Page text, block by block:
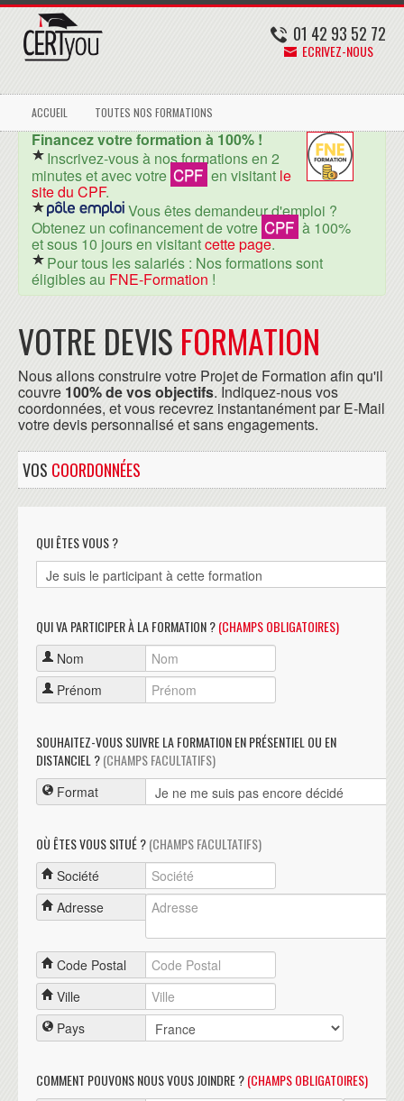
01 42 93 52 72
ECRIVEZ-NOUS
ACCUEIL TOUTES NOS FORMATIONS
Financez votre formation à 100% !
Inscrivez-vous à nos formations en 2
minutes et avec votre CPF en visitant le
site du CPF.
Vous êtes demandeur d'emploi ?
Obtenez un cofinancement de votre CPF à 100%
et sous 10 jours en visitantcette page.
Pour tous les salariés : Nos formations sont
éligibles au FNE-Formation !
VOTRE DEVIS FORMATION
Nous allons construire votre Projet de Formation afin qu'il
couvre 100% de vos objectifs. Indiquez-nous vos
coordonnées, et vous recevrez instantanément par E-Mail
votre devis personnalisé et sans engagements.
VOS COORDONNÉES
QUI ÊTES VOUS ?
QUI VA PARTICIPER À LA FORMATION ?(CHAMPS OBLIGATOIRES)
Nom
Prénom
SOUHAITEZ-VOUS SUIVRE LA FORMATION EN PRÉSENTIEL OU EN
DISTANCIEL ?(CHAMPS FACULTATIFS)
Format
OÙ ÊTES VOUS SITUÉ ?(CHAMPS FACULTATIFS)
Société
Adresse
Code Postal
Ville
Pays
COMMENT POUVONS NOUS VOUS JOINDRE ?(CHAMPS OBLIGATOIRES)